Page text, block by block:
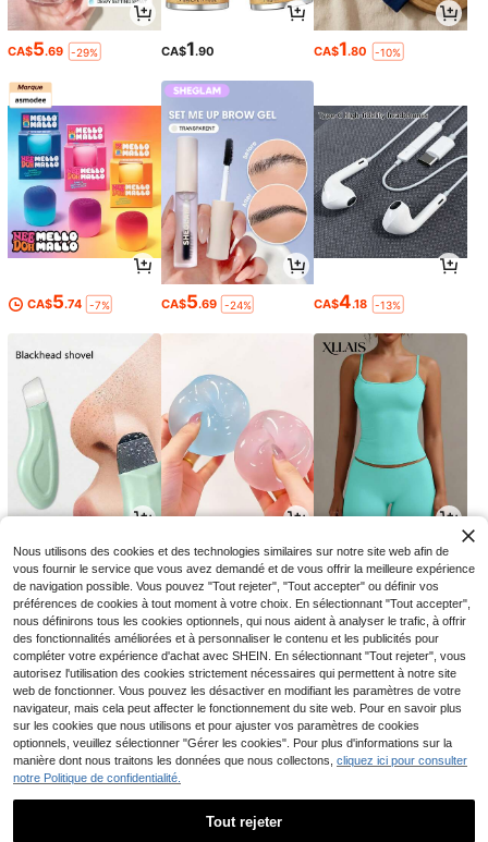
CA$5.69 -29% CA$1.90 CA$1.80 -10%
CA$5.74 -7% CA$5.69 -24% CA$4.18 -13%
CA$1 .90 CA$4.79 -6% CA$9.68
Nous utilisons des cookies et des technologies similaires sur notre site web afin de
vous fournir le service que vous avez demandé et de vous offrir la meilleure expérience
de navigation possible. Vous pouvez "Tout rejeter", "Tout accepter" ou définir vos
préférences de cookies à tout moment à votre choix. En sélectionnant "Tout accepter",
nous définirons tous les cookies optionnels, qui nous aident à analyser le trafic, à offrir
des fonctionnalités améliorées et à personnaliser le contenu et les publicités pour
compléter votre expérience d'achat avec SHEIN. En sélectionnant "Tout rejeter", vous
autorisez l'utilisation des cookies strictement nécessaires qui permettent à notre site
web de fonctionner. Vous pouvez les désactiver en modifiant les paramètres de votre
navigateur, mais cela peut affecter le fonctionnement du site web. Pour en savoir plus
sur les cookies que nous utilisons et pour ajuster vos paramètres de cookies
optionnels, veuillez sélectionner "Gérer les cookies". Pour plus d'informations sur la
manière dont nous traitons les données que nous collectons, cliquez ici pour consulter
notre Politique de confidentialité.
Tout rejeter